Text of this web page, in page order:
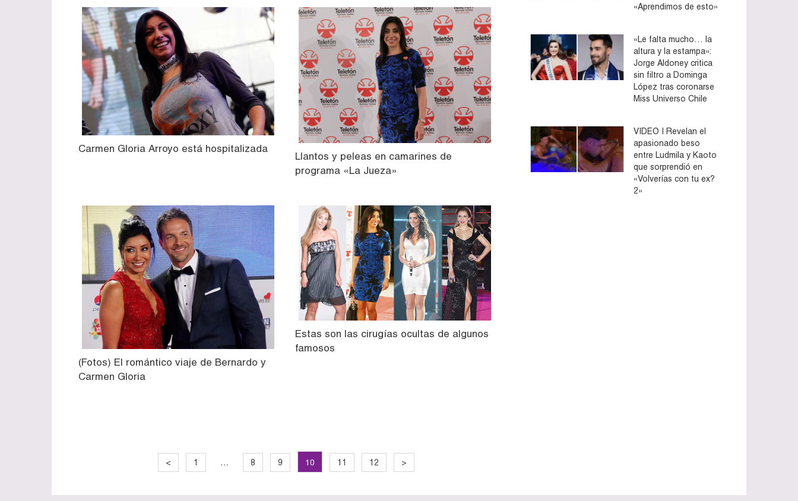
Carmen Gloria Arroyo está hospitalizada
Llantos y peleas en camarines de
programa «La Jueza»
(Fotos) El romántico viaje de Bernardo y
Carmen Gloria
Estas son las cirugías ocultas de algunos
famosos
< 1 … 8 9 10 11 12 >
«Aprendimos de esto»
«Le falta mucho… la
altura y la estampa»:
Jorge Aldoney critica
sin filtro a Dominga
López tras coronarse
Miss Universo Chile
VIDEO | Revelan el
apasionado beso
entre Ludmila y Kaoto
que sorprendió en
«Volverías con tu ex?
2»